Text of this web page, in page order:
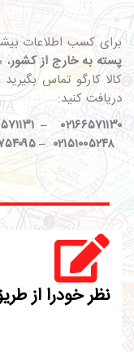
برای کسب اطلاعات
پسته به خارج از کشور،
کالا کارگو تماس
دریافت کنید:
۰۲۱۶۶۵۷۱۱۳۰
–
۰۲۱۵۱۰۰۵۲۴۸ –
نظر خودرا از